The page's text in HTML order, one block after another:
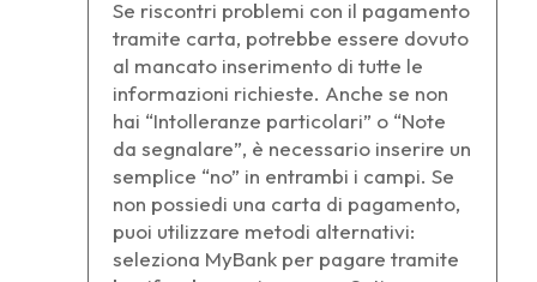
Se riscontri problemi con il pagamento
tramite carta, potrebbe essere dovuto
al mancato inserimento di tutte le
informazioni richieste. Anche se non
hai “Intolleranze particolari” o “Note
da segnalare”, è necessario inserire un
semplice “no” in entrambi i campi. Se
non possiedi una carta di pagamento,
puoi utilizzare metodi alternativi:
seleziona MyBank per pagare tramite